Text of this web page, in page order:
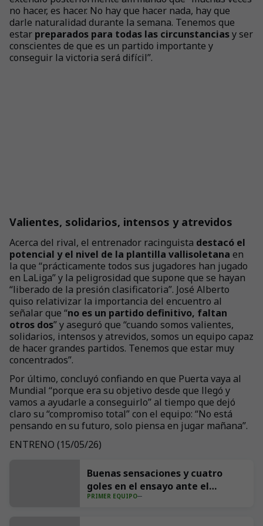
no hacer, es hacer. No hay que hacer nada, hay que
darle naturalidad durante la semana. Tenemos que
estar preparados para todas las circunstanciasy ser
conscientes de que es un partido importante y
conseguir la victoria será difícil”.
Valientes, solidarios, intensos y atrevidos
Acerca del rival, el entrenador racinguista destacó el
potencial y el nivel de la plantilla vallisoletana en
la que “prácticamente todos sus jugadores han jugado
en LaLiga” y la peligrosidad que supone que se hayan
“liberado de la presión clasificatoria”. José Alberto
quiso relativizar la importancia del encuentro al
señalar que “no es un partido definitivo, faltan
otros dos” y aseguró que “cuando somos valientes,
solidarios, intensos y atrevidos, somos un equipo capaz
de hacer grandes partidos. Tenemos que estar muy
concentrados”.
Por último, concluyó confiando en que Puerta vaya al
Mundial “porque era su objetivo desde que llegó y
vamos a ayudarle a conseguirlo” al tiempo que dejó
claro su “compromiso total” con el equipo: “No está
pensando en su futuro, solo piensa en jugar mañana”.
ENTRENO (15/05/26)
Buenas sensaciones y cuatro
goles en el ensayo ante el
Sporting (4-1)
PRIMER EQUIPO